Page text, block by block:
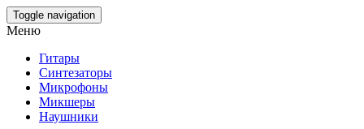
Skip
to
content
Toggle navigation
Меню
Гитары
Синтезаторы
Микрофоны
Микшеры
Наушники